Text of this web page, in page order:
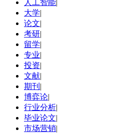
人工智能
大学|
论文|
考研|
留学|
专业|
投资|
文献|
期刊 |
博弈论|
行业分析|
毕业论文|
市场营销|